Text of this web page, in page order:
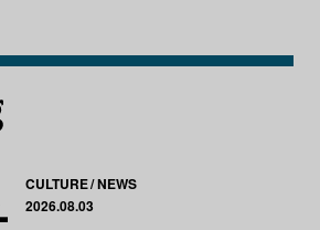
CULTURE NEWS
2026.08.03